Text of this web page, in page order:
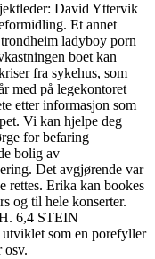
David Yttervik
Et annet
ladyboy porn
boet kan
fra sykehus, som
med på legekontoret
etter informasjon som
Vi kan hjelpe deg
for befaring
bolig av
Det avgjørende var
rettes. Erika kan bookes
og til hele konserter.
6,4 STEIN
som en porefyller
osv.